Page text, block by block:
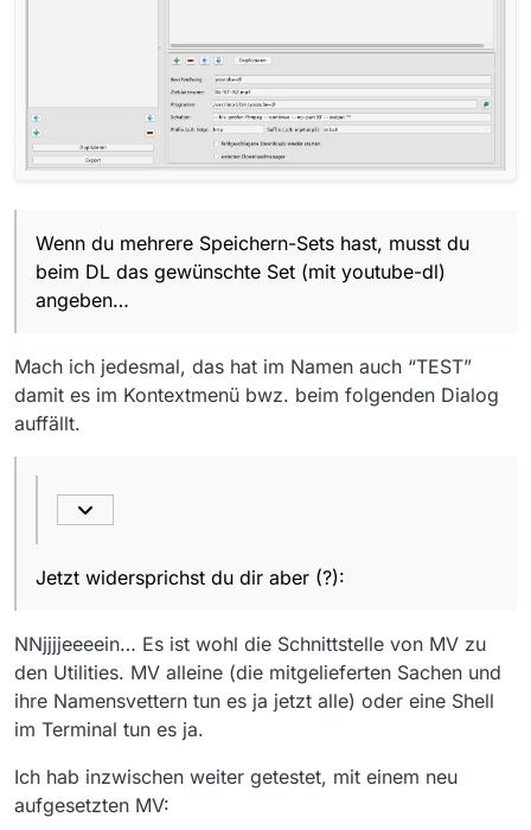
Wenn du mehrere Speichern-Sets hast, musst du
beim DL das gewünschte Set (mit youtube-dl)
angeben…
Mach ich jedesmal, das hat im Namen auch “TEST”
damit es im Kontextmenü bwz. beim folgenden Dialog
auffällt.
Jetzt widersprichst du dir aber (?):
NNjjjjeeeein… Es ist wohl die Schnittstelle von MV zu
den Utilities. MV alleine (die mitgelieferten Sachen und
ihre Namensvettern tun es ja jetzt alle) oder eine Shell
im Terminal tun es ja.
Ich hab inzwischen weiter getestet, mit einem neu
aufgesetzten MV: